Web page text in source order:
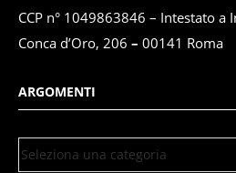
CCP n° 1049863846 – Intestato a
Conca d’Oro, 206 – 00141 Roma
ARGOMENTI